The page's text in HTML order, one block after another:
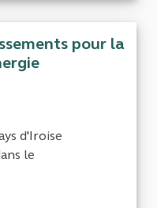
pour la
d'Iroise
le
: CRC Bretagne